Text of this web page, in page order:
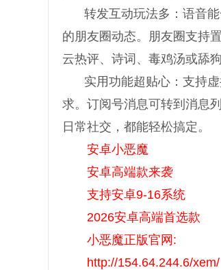
转发互动玩法多：语音
的朋友圈动态。朋友圈支持
云热评、诗词、毒鸡汤或舔
实用功能超贴心：支持
求。订阅号消息可转到消息
日常社交，都能轻松搞定。
安卓小恶魔
安卓高端款来袭
支持安卓9-16系统
2026安卓高端首选款
小恶魔正版官网:
http://154.64.244.6/xem/